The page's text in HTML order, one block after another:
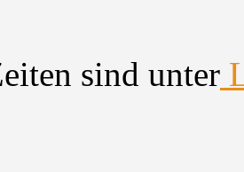
sind unter